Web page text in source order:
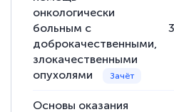
10 марта 2026
Оставила заявку на
быстро ответили,
Обучение
количество
онкологически
больным с
доброкачественными,
злокачественными
опухолями
Основы оказания